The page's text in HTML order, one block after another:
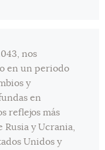
nos
en un periodo
y
en
reflejos más
y Ucrania,
Unidos y